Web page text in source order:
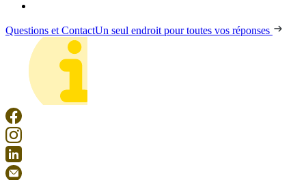
Questions et ContactUn seul endroit pour toutes vos réponses